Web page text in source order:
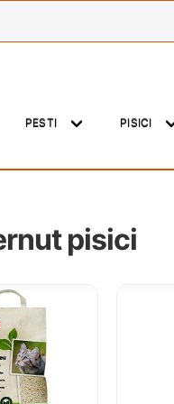
PESTI PISICI
pisici